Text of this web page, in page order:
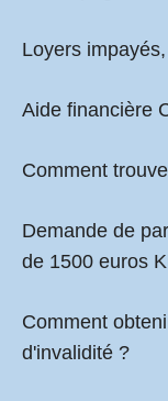
Loyers
Aide financière
Comment
Demande de
de 1500 euros
Comment
d'invalidité ?